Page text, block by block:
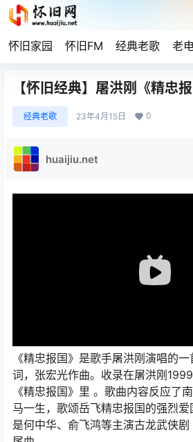
怀旧家园 怀旧FM 经典老歌 老
【怀旧经典】屠洪刚《精忠
经典老歌 23年4月15日 0
huaijiu.net
《精忠报国》是歌手屠洪刚演唱的
词，张宏光作曲。收录在屠洪刚
《精忠报国》里 。歌曲内容反应了
马一生，歌颂岳飞精忠报国的强烈
是何中华、俞飞鸿等主演古龙武侠